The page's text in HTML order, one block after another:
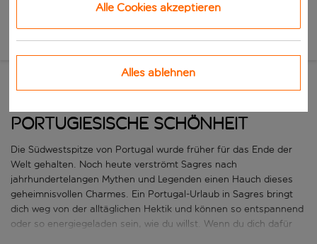
Suchen
Neue Suche
portugiesische Schönheit
Die Südwestspitze von Portugal wurde früher für das Ende der
Welt gehalten. Noch heute verströmt Sagres nach
jahrhundertelangen Mythen und Legenden einen Hauch dieses
geheimnisvollen Charmes. Ein Portugal-Urlaub in Sagres bringt
dich weg von der alltäglichen Hektik und können so entspannend
oder so energiegeladen sein, wie du willst. Wenn du dich dafür
Alle Cookies akzeptieren
Alles ablehnen